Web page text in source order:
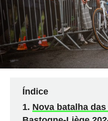
Índice
Nova batalha